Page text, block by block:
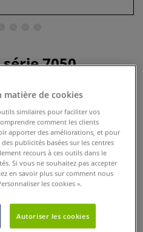
7050
est idéal pour la einture
vernis.
Plus
dès
matière de cookies
similaires pour faciliter vos
comment les clients
apporter des améliorations, et pour
publicités basées sur les centres
recours à ces outils dans le
Si vous ne souhaitez pas accepter
en savoir plus sur comment nous
les cookies ».
Autoriser les cookies